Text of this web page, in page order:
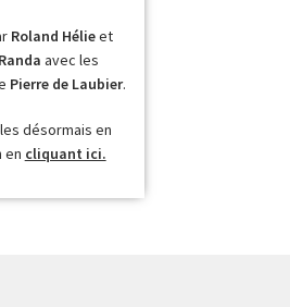
Roland Hélieet
avec les
Pierre de Laubier.
désormais en
en cliquant ici.